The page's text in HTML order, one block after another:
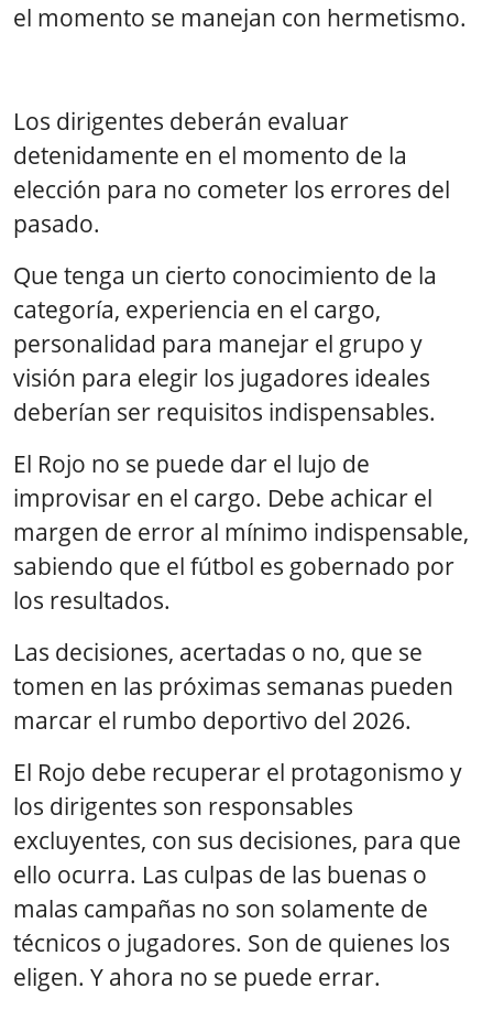
el momento se manejan con hermetismo.
Los dirigentes deberán evaluar
detenidamente en el momento de la
elección para no cometer los errores del
pasado.
Que tenga un cierto conocimiento de la
categoría, experiencia en el cargo,
personalidad para manejar el grupo y
visión para elegir los jugadores ideales
deberían ser requisitos indispensables.
El Rojo no se puede dar el lujo de
improvisar en el cargo. Debe achicar el
margen de error al mínimo indispensable,
sabiendo que el fútbol es gobernado por
los resultados.
Las decisiones, acertadas o no, que se
tomen en las próximas semanas pueden
marcar el rumbo deportivo del 2026.
El Rojo debe recuperar el protagonismo y
los dirigentes son responsables
excluyentes, con sus decisiones, para que
ello ocurra. Las culpas de las buenas o
malas campañas no son solamente de
técnicos o jugadores. Son de quienes los
eligen. Y ahora no se puede errar.